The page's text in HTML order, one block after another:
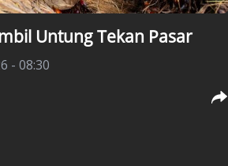
Untung Tekan Pasar
- 08:30